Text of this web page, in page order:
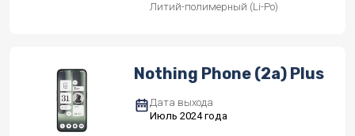
Литий-полимерный (Li-Po)
Nothing Phone (2a) Plus
Дата выхода
Июль 2024 года